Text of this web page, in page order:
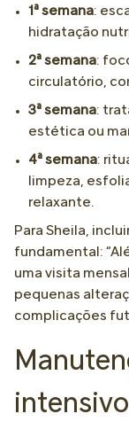
1ª semana:
hidratação
2ª semana:
circulatório,
3ª semana:
estética ou
4ª semana:
limpeza,
relaxante.
Para Sheila,
fundamental:
uma visita
pequenas
complicações
intensivo